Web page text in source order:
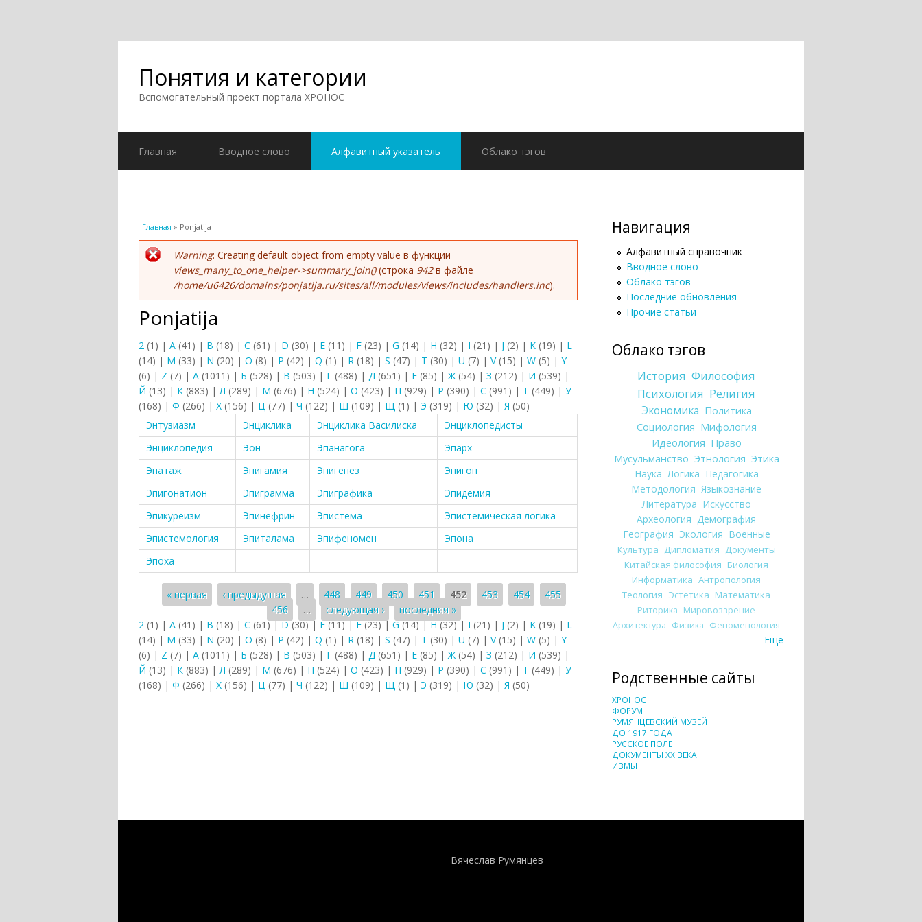
Понятия и категории
Вспомогательный проект портала ХРОНОС
Главная Вводное слово Алфавитный указатель Облако тэгов
Вы здесь
Главная » Ponjatija
Сообщение об ошибке
Warning: Creating default object from empty value в функции
views_many_to_one_helper->summary_join()(строка 942в файле
/home/u6426/domains/ponjatija.ru/sites/all/modules/views/includes/handlers.inc).
Ponjatija
2 (1) | A (41) | B (18) | C (61) | D (30) | E (11) | F (23) | G (14) | H (32) | I (21) | J (2) | K (19) | L
(14) | M (33) | N (20) | O (8) | P (42) | Q (1) | R (18) | S (47) | T (30) | U (7) | V(15) | W (5) | Y
(6) | Z (7) | А (1011) | Б (528) | В (503) | Г (488) | Д (651) | Е (85) |Ж (54) | З (212) | И (539) |
Й (13) | К (883) |Л (289) | М (676) | Н (524) | О (423) | П (929) | Р (390) | С (991) | Т (449) | У
(168) | Ф (266) | Х (156) | Ц (77) | Ч (122) | Ш (109) | Щ (1) | Э (319) | Ю (32) | Я (50)
Энтузиазм
Энциклика Энциклика Василиска
Энциклопедисты
Энциклопедия
Эон Эпанагога
Эпарх
Эпатаж
Эпигамия Эпигенез
Эпигон
Эпигонатион
Эпиграмма Эпиграфика
Эпидемия
Эпикуреизм
Эпинефрин Эпистема
Эпистемическая логика
Эпистемология
Эпиталама Эпифеномен
Эпона
Эпоха
Страницы
« первая ‹ предыдущая … 448 449 450 451 452 453 454
455
456
… следующая ›
последняя »
2 (1) | A (41) | B (18) | C (61)|D(30)| E(11)|F(23)| G(14)|H(32)| I (21) | J (2) | K (19) | L
(14) | M (33) | N (20) | O (8) | P (42) | Q (1) | R (18) | S (47) | T (30) | U (7) | V(15) | W (5) | Y
(6) | Z (7) | А (1011) | Б (528) | В (503) | Г (488) | Д (651) | Е (85) |Ж (54) | З (212) | И (539) |
Й (13) | К (883) |Л (289) | М (676) | Н (524) | О (423) | П (929) | Р (390) | С (991) | Т (449) | У
(168) | Ф (266) | Х (156) | Ц (77) | Ч (122) | Ш (109) | Щ (1) | Э (319) | Ю (32) | Я (50)
Навигация
Алфавитный справочник
Вводное слово
Облако тэгов
Последние обновления
Прочие статьи
Облако тэгов
История Философия
Психология Религия
Экономика Политика
Социология Мифология
Идеология Право
Мусульманство Этнология Этика
Наука Логика Педагогика
Методология Языкознание
Литература Искусство
Археология Демография
География Экология Военные
Культура Дипломатия Документы
Китайская философия Биология
Информатика Антропология
Теология Эстетика Математика
Риторика Мировоззрение
Архитектура Физика Феноменология
Еще
Родственные сайты
ХРОНОС
ФОРУМ
РУМЯНЦЕВСКИЙ МУЗЕЙ
ДО 1917 ГОДА
РУССКОЕ ПОЛЕ
ДОКУМЕНТЫ XX ВЕКА
ИЗМЫ
Вячеслав Румянцев